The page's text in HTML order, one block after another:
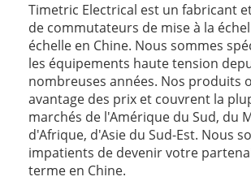
Timetric Electrical est un fabricant
de commutateurs de mise à la
échelle en Chine. Nous sommes
les équipements haute tension
nombreuses années. Nos produits
avantage des prix et couvrent la
marchés de l'Amérique du Sud, du
d'Afrique, d'Asie du Sud-Est. Nous
impatients de devenir votre
terme en Chine.